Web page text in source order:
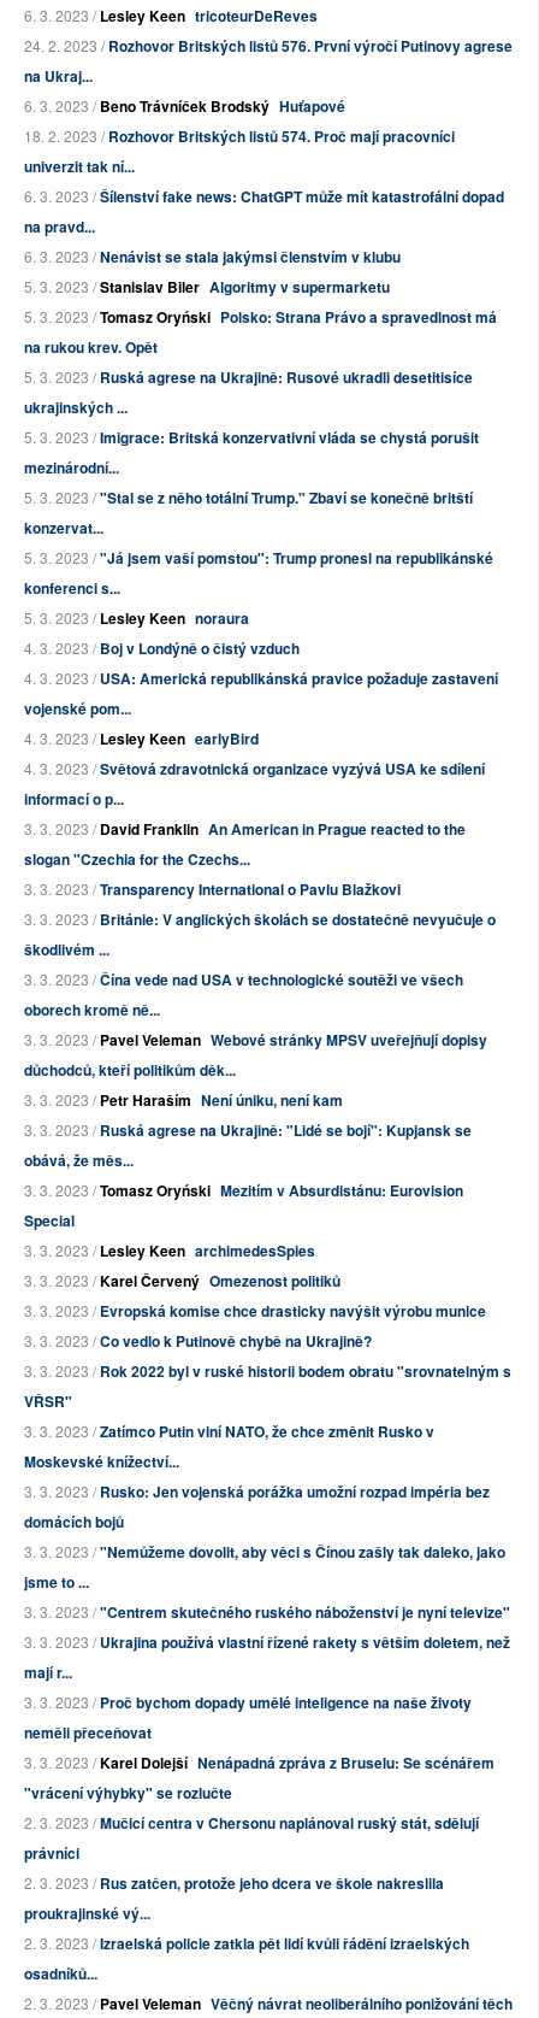
6. 3. 2023 /Lesley Keen tricoteurDeReves
24. 2. 2023 /Rozhovor Britských listů 576. První výročí Putinovy agrese
na Ukraj...
6. 3. 2023 /Beno Trávníček Brodský Huťapové
18. 2. 2023 /Rozhovor Britských listů 574. Proč mají pracovníci
univerzit tak ní...
6. 3. 2023 /Šílenství fake news: ChatGPT může mít katastrofální dopad
na pravd...
6. 3. 2023 /Nenávist se stala jakýmsi členstvím v klubu
5. 3. 2023 /Stanislav Biler Algoritmy v supermarketu
5. 3. 2023 /Tomasz Oryński Polsko: Strana Právo a spravedlnost má
na rukou krev. Opět
5. 3. 2023 /Ruská agrese na Ukrajině: Rusové ukradli desetitisíce
ukrajinských ...
5. 3. 2023 /Imigrace: Britská konzervativní vláda se chystá porušit
mezinárodní...
5. 3. 2023 /"Stal se z něho totální Trump." Zbaví se konečně britští
konzervat...
5. 3. 2023 /"Já jsem vaší pomstou": Trump pronesl na republikánské
konferenci s...
5. 3. 2023 /Lesley Keen noraura
4. 3. 2023 /Boj v Londýně o čistý vzduch
4. 3. 2023 /USA: Americká republikánská pravice požaduje zastavení
vojenské pom...
4. 3. 2023 /Lesley Keen earlyBird
4. 3. 2023 /Světová zdravotnická organizace vyzývá USA ke sdílení
informací o p...
3. 3. 2023 /David Franklin An American in Prague reacted to the
slogan "Czechia for the Czechs...
3. 3. 2023 /Transparency International o Pavlu Blažkovi
3. 3. 2023 /Británie: V anglických školách se dostatečně nevyučuje o
škodlivém ...
3. 3. 2023 /Čína vede nad USA v technologické soutěži ve všech
oborech kromě ně...
3. 3. 2023 /Pavel Veleman Webové stránky MPSV uveřejňují dopisy
důchodců, kteří politikům děk...
3. 3. 2023 /Petr Haraším Není úniku, není kam
3. 3. 2023 /Ruská agrese na Ukrajině: "Lidé se bojí": Kupjansk se
obává, že měs...
3. 3. 2023 /Tomasz Oryński Mezitím v Absurdistánu: Eurovision
Special
3. 3. 2023 /Lesley Keen archimedesSpies
3. 3. 2023 /Karel Červený Omezenost politiků
3. 3. 2023 /Evropská komise chce drasticky navýšit výrobu munice
3. 3. 2023 /Co vedlo k Putinově chybě na Ukrajině?
3. 3. 2023 /Rok 2022 byl v ruské historii bodem obratu "srovnatelným s
VŘSR"
3. 3. 2023 /Zatímco Putin viní NATO, že chce změnit Rusko v
Moskevské knížectví...
3. 3. 2023 /Rusko: Jen vojenská porážka umožní rozpad impéria bez
domácích bojů
3. 3. 2023 /"Nemůžeme dovolit, aby věci s Čínou zašly tak daleko, jako
jsme to ...
3. 3. 2023 /"Centrem skutečného ruského náboženství je nyní televize"
3. 3. 2023 /Ukrajina používá vlastní řízené rakety s větším doletem, než
mají r...
3. 3. 2023 /Proč bychom dopady umělé inteligence na naše životy
neměli přeceňovat
3. 3. 2023 /Karel Dolejší Nenápadná zpráva z Bruselu: Se scénářem
"vrácení výhybky" se rozlučte
2. 3. 2023 /Mučicí centra v Chersonu naplánoval ruský stát, sdělují
právníci
2. 3. 2023 /Rus zatčen, protože jeho dcera ve škole nakreslila
proukrajinské vý...
2. 3. 2023 /Izraelská policie zatkla pět lidí kvůli řádění izraelských
osadníků...
2. 3. 2023 /Pavel Veleman Věčný návrat neoliberálního ponižování těch